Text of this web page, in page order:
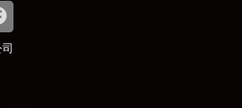
態寄回，若違反該項條件，將影響您退
商品：客製化商品並無7日無條件退貨
有瑕疵，否則應履行契約，若不取貨付
題，而賣家可就運費、商品價金向買家